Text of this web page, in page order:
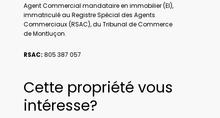
Agent Commercial mandataire en immobilier (EI),
immatriculé au Registre Spécial des Agents
Commerciaux (RSAC), du Tribunal de Commerce
deMontluçon.
RSAC: 805 387 057
Cette propriété vous
intéresse?